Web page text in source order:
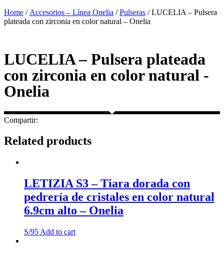
Home / Accesorios – Línea Onelia /Pulseras / LUCELIA – Pulsera
plateada con zirconia en color natural – Onelia
LUCELIA – Pulsera plateada
con zirconia en color natural -
Onelia
Compartir:
Related products
LETIZIA S3 – Tiara dorada con
pedrería de cristales en color natural
6.9cm alto – Onelia
S/95 Add to cart